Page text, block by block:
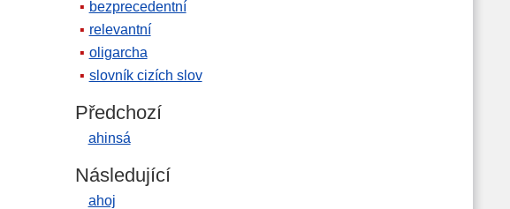
bezprecedentní
relevantní
oligarcha
slovník cizích slov
Předchozí
ahinsá
Následující
ahoj